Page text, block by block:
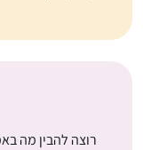
רוצה להבין מה